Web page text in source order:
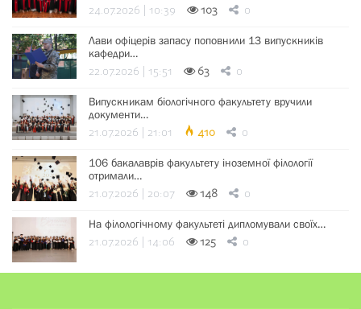
24.07.2026 | 10:39 103 0
Лави офіцерів запасу поповнили 13 випускників
кафедри…
22.07.2026 | 15:51 63 0
Випускникам біологічного факультету вручили
документи…
21.07.2026 | 21:01 410 0
106 бакалаврів факультету іноземної філології
отримали…
21.07.2026 | 20:07 148 0
На філологічному факультеті дипломували своїх…
21.07.2026 | 14:06 125 0